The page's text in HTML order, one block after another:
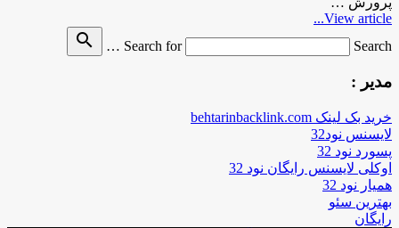
View article...
Search for
Search …
search
مدیر :
خرید بک لینک behtarinbacklink.com
لایسنس نود32
پسورد نود 32
اوکلی لایسنس رایگان نود 32
همیار نود 32
بهترین سئو
رایگان